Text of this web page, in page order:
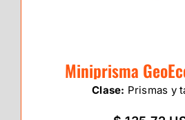
Miniprisma
Clase: Prismas y